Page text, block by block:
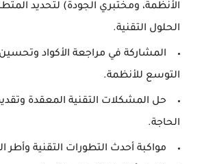
الأنظمة، ومختبري الجودة) لتحديد
الحلول التقنية.
المشاركة في مراجعة الأكواد وتحسين
التوسع للأنظمة.
حل المشكلات التقنية المعقدة
الحاجة.
مواكبة أحدث التطورات التقنية